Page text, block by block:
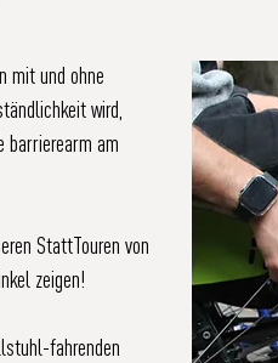
mit und ohne
wird,
barrierearm am
StattTouren von
zeigen!
fahrenden